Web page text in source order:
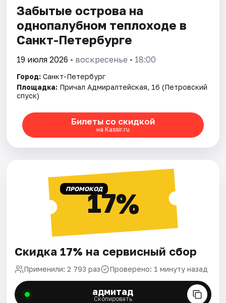
Города
Площадки
Артисты
Рейтинги
Забытые острова на
однопалубном теплоходе в
Санкт-Петербурге
19 июля 2026 • воскресенье • 18:00
Город: Санкт-Петербург
Площадка: Причал Адмиралтейская, 16 (Петровский
спуск)
Билеты со скидкой
на Kassir.ru
ПРОМОКОД17%
Скидка 17% на сервисный сбор
Применили: 2 793 раз Проверено: 1 минуту назад
адмитад
Скопировать